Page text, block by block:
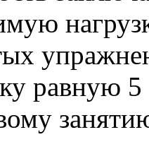
равную